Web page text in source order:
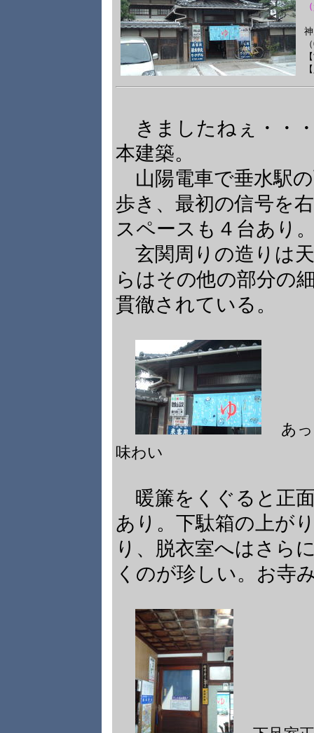
きましたねぇ・・
本建築。
山陽電車で垂水駅
歩き、最初の信号を
スペースも４台あり
玄関周りの造りは
らはその他の部分の
貫徹されている。
あ
味わい
暖簾をくぐると正
あり。下駄箱の上が
り、脱衣室へはさら
くのが珍しい。お寺